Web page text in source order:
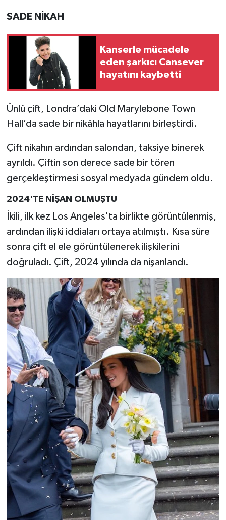
SADE NİKAH
Kanserle mücadele
eden şarkıcı Cansever
hayatını kaybetti
Ünlü çift, Londra’daki Old Marylebone Town
Hall’da sade bir nikâhla hayatlarını birleştirdi.
Çift nikahın ardından salondan, taksiye binerek
ayrıldı. Çiftin son derece sade bir tören
gerçekleştirmesi sosyal medyada gündem oldu.
2024'TE NİŞAN OLMUŞTU
İkili, ilk kez Los Angeles'ta birlikte görüntülenmiş,
ardından ilişki iddiaları ortaya atılmıştı. Kısa süre
sonra çift el ele görüntülenerek ilişkilerini
doğruladı. Çift, 2024 yılında da nişanlandı.